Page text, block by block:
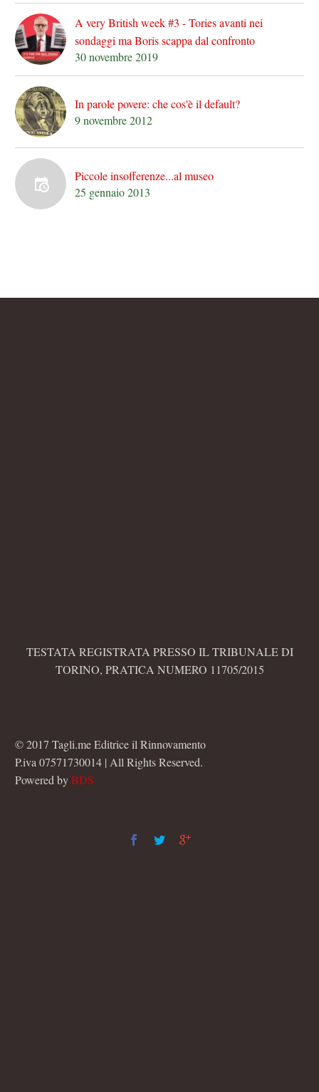
A very British week #3 - Tories avanti nei
sondaggi ma Boris scappa dal confronto
30 novembre 2019
In parole povere: che cos'è il default?
9 novembre 2012
Piccole insofferenze...al museo
25 gennaio 2013
TESTATA REGISTRATA PRESSO IL TRIBUNALE DI
TORINO, PRATICA NUMERO 11705/2015
© 2017 Tagli.me Editrice il Rinnovamento
P.iva 07571730014 | All Rights Reserved.
Powered byBDS